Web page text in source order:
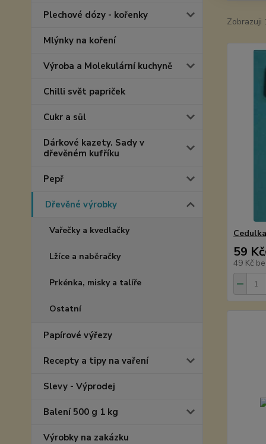
Plechové dózy - kořenky
Mlýnky na koření
Výroba a Molekulární kuchyně
Chilli svět papriček
Cukr a sůl
Dárkové kazety. Sady v
dřevěném kufříku
Pepř
Dřevěné výrobky
Vařečky a kvedlačky
Lžíce a naběračky
Prkénka, misky a talíře
Ostatní
Papírové výřezy
Recepty a tipy na vaření
Slevy - Výprodej
Balení 500 g 1 kg
Výrobky na zakázku
Zobrazuji
59 Kč/
49 Kč